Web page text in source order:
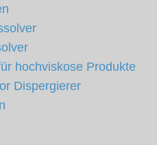
hochviskose Produkte
Dispergierer